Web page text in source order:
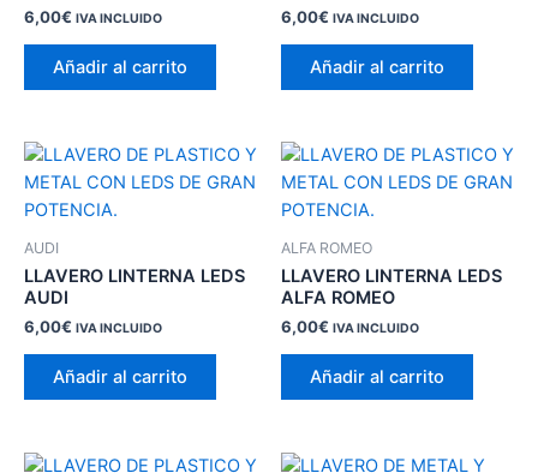
6,00€ IVA INCLUIDO
Añadir al carrito
6,00€ IVA INCLUIDO
Añadir al carrito
AUDI
LLAVERO LINTERNA LEDS
AUDI
6,00€ IVA INCLUIDO
Añadir al carrito
ALFA ROMEO
LLAVERO LINTERNA LEDS
ALFA ROMEO
6,00€ IVA INCLUIDO
Añadir al carrito